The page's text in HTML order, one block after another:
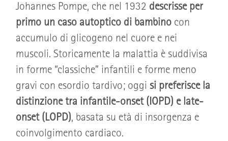
Johannes Pompe, che nel 1932 descrisse per
primo un caso autoptico di bambino con
accumulo di glicogeno nel cuore e nei
muscoli. Storicamente la malattia è suddivisa
in forme “classiche” infantili e forme meno
gravi con esordio tardivo; oggisi preferisce la
distinzione tra infantile-onset (IOPD) e late-
onset (LOPD), basata su età di insorgenza e
coinvolgimento cardiaco.